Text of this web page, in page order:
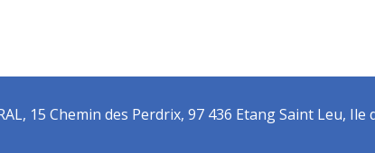
15 Chemin des Perdrix, 97 436 Etang Saint Leu,